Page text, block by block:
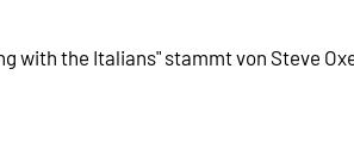
with the Italians" stammt von Steve